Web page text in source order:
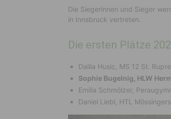
Die Siegerinnen und Sieger
in Innsbruck vertreten.
Die ersten Plätze
Dalila Husic, MS 12 St.
Sophie Bugelnig, HLW
Emilia Schmölzer,
Daniel Liebl, HTL